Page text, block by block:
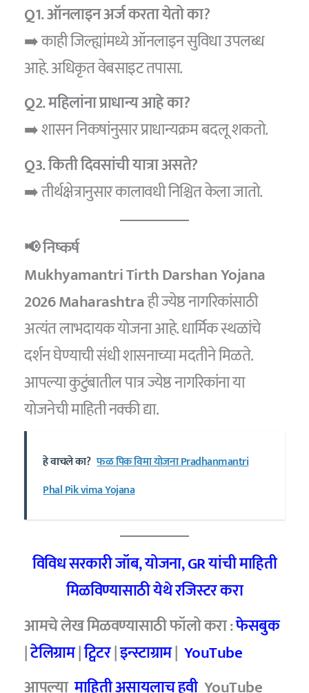
Q1. ऑनलाइन अर्ज करता येतो का?
➡️ काही जिल्ह्यांमध्ये ऑनलाइन सुविधा उपलब्ध
आहे. अधिकृत वेबसाइट तपासा.
Q2. महिलांना प्राधान्य आहे का?
➡️ शासन निकषांनुसार प्राधान्यक्रम बदलू शकतो.
Q3. किती दिवसांची यात्रा असते?
➡️ तीर्थक्षेत्रानुसार कालावधी निश्चित केला जातो.
📢 निष्कर्ष
Mukhyamantri Tirth Darshan Yojana
2026 Maharashtraही ज्येष्ठ नागरिकांसाठी
अत्यंत लाभदायक योजना आहे. धार्मिक स्थळांचे
दर्शन घेण्याची संधी शासनाच्या मदतीने मिळते.
आपल्या कुटुंबातील पात्र ज्येष्ठ नागरिकांना या
योजनेची माहिती नक्की द्या.
हे वाचले का? फळ पिक विमा योजना Pradhanmantri
Phal Pik vima Yojana
विविध सरकारी जॉब, योजना, GR यांची माहिती
मिळविण्यासाठी येथे रजिस्टर करा
आमचे लेख मिळवण्यासाठी फॉलो करा :फेसबुक
|टेलिग्राम|ट्विटर|इन्स्टाग्राम| YouTube
आपल्यामाहिती असायलाच हवीYouTube